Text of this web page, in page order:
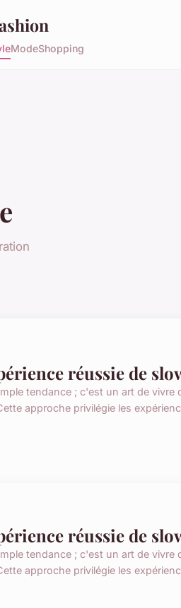
ModeShopping
réussie de
tendance ; c'est un art de vivre
approche privilégie les
réussie de
tendance ; c'est un art de vivre
approche privilégie les